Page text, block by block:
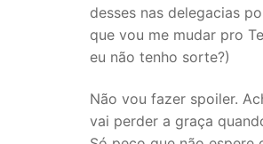
desses nas delegacias
que vou me mudar pro
eu não tenho sorte?)
Não vou fazer spoiler.
vai perder a graça